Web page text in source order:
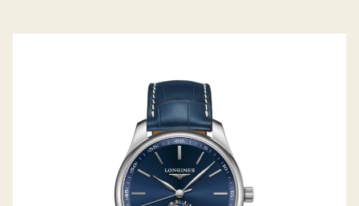
LONGINES THE MASTER COLLECTION